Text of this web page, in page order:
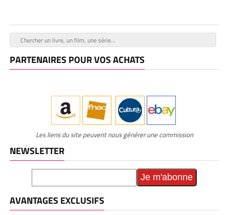
PARTENAIRES POUR VOS ACHATS
Les liens du site peuvent nous générer une commission
NEWSLETTER
AVANTAGES EXCLUSIFS